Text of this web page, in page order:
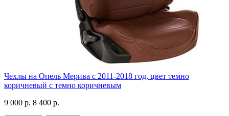
Чехлы на Опель Мерива с 2011-2018 год, цвет темно
коричневый с темно коричневым
9 000 р. 8 400 р.